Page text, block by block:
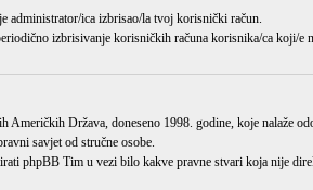
administrator/ica izbrisao/la tvoj korisnički račun.
izbrisivanje korisničkih računa korisnika/ca koji/e
Država, doneseno 1998. godine, koje nalaže
savjet od stručne osobe.
phpBB Tim u vezi bilo kakve pravne stvari koja nije